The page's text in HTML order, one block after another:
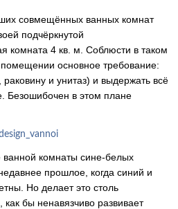
совмещённых ванных комнат
подчёркнутой
комната 4 кв. м. Соблюсти в таком
основное требование:
раковину и унитаз) и выдержать всё
Безошибочен в этом плане
комнаты сине-белых
прошлое, когда синий и
Но делает это столь
бы ненавязчиво развивает